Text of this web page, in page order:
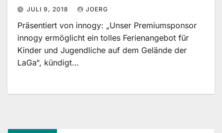
JULI 9, 2018 JOERG
Präsentiert von innogy: „Unser Premiumsponsor
innogy ermöglicht ein tolles Ferienangebot für
Kinder und Jugendliche auf dem Gelände der
LaGa“, kündigt…